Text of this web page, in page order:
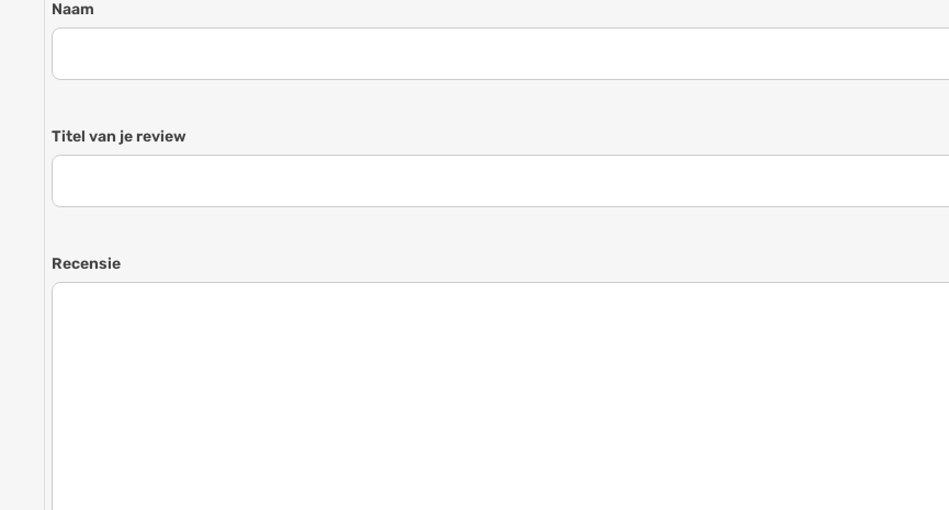
Naam
Titel van je review
Recensie